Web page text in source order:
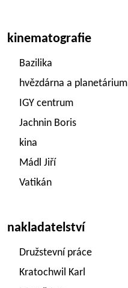
kinematografie
Bazilika
hvězdárna a planetárium
IGY centrum
Jachnin Boris
kina
Mádl Jiří
Vatikán
nakladatelství
Družstevní práce
Kratochwil Karl